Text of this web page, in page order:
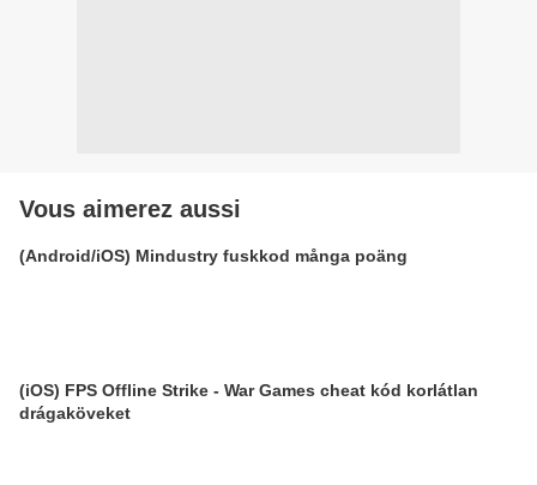
Vous aimerez aussi
(Android/iOS) Mindustry fuskkod många poäng
(iOS) FPS Offline Strike - War Games cheat kód korlátlan
drágaköveket